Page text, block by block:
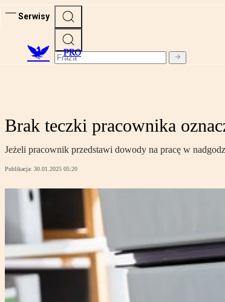
Serwisy
PRO
Brak teczki pracownika
Jeżeli pracownik przedstawi dowody na pracę w
Publikacja: 30.01.2025 05:20